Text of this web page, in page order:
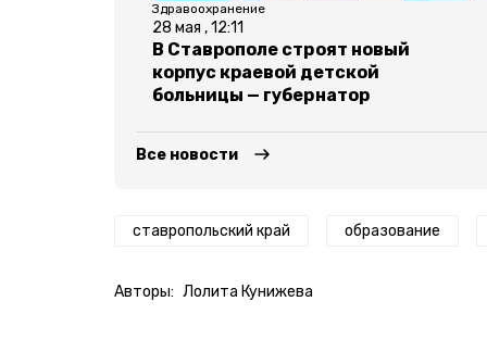
Здравоохранение
28 мая , 12:11
В Ставрополе строят новый
корпус краевой детской
больницы — губернатор
Все новости
ставропольский край образование
Авторы: Лолита Кунижева